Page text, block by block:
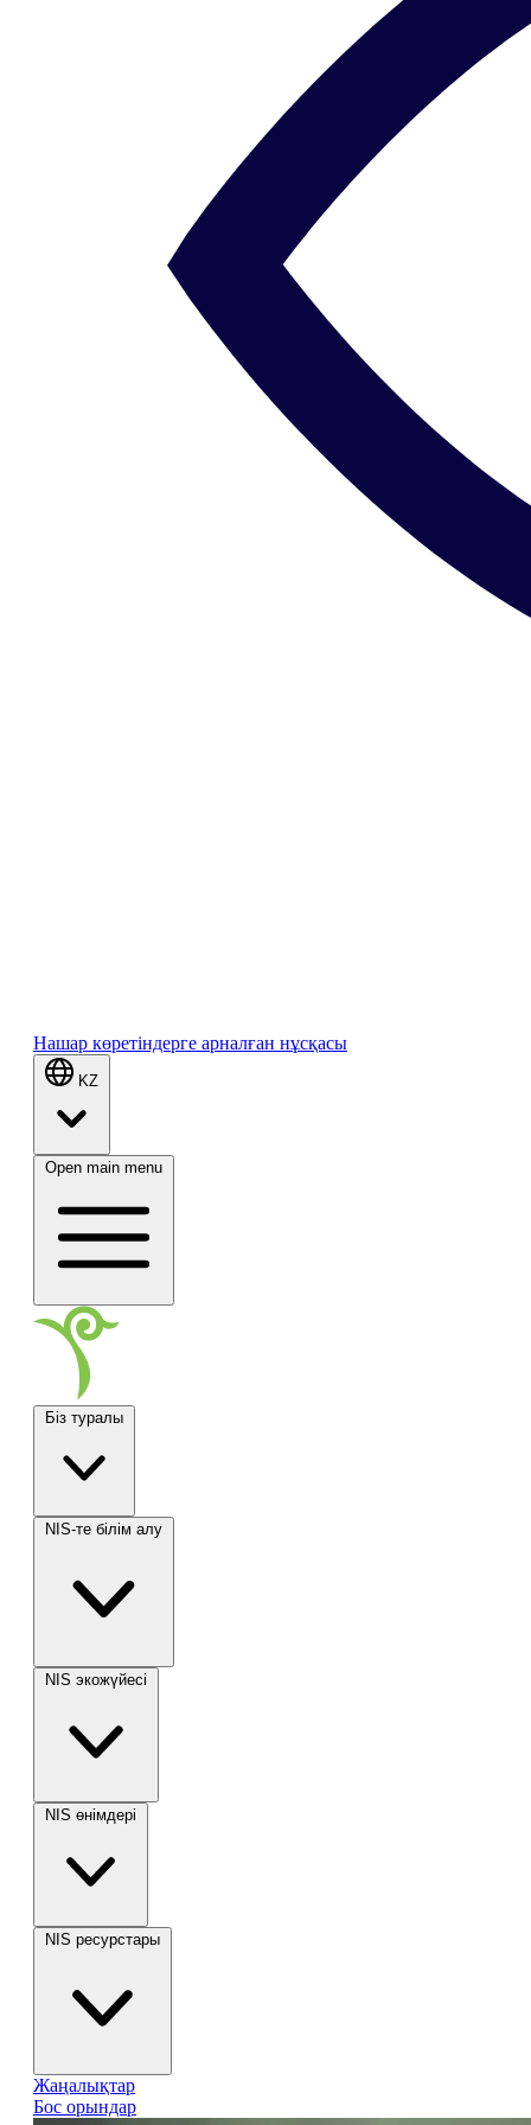
Нашар көретіндерге арналған нұсқасы
KZ
Open main menu
Біз туралы
NIS-те білім алу
NIS экожүйесі
NIS өнімдері
NIS ресурстары
Жаңалықтар
Бос орындар